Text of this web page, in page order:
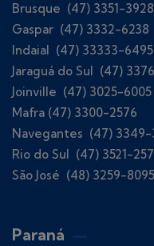
Brusque (47) 3351-3928
Gaspar (47) 3332-6238
Indaial (47) 33333-6495
Jaraguá do Sul (47)
Joinville (47) 3025-6005
Mafra (47) 3300-2576
Navegantes (47) 3349-
Rio do Sul (47) 3521-
São José (48) 3259-8095
Paraná